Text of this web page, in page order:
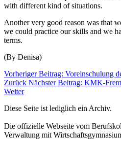
with different kind of situations.
Another very good reason was that
we could practice our skills and we
terms.
(By Denisa)
Vorheriger Beitrag: Voreinschulung
Zurück Nächster Beitrag: KMK-
Weiter
Diese Seite ist lediglich ein Archiv.
Die offizielle Webseite vom
Verwaltung mit